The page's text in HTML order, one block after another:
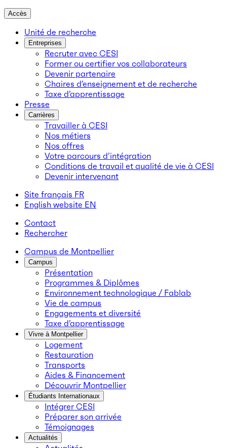
Accès
Unité de recherche
Entreprises
Recruter avec CESI
Former ou certifier vos collaborateurs
Devenir partenaire
Chaires d’enseignement et de recherche
Taxe d’apprentissage
Presse
Carrières
Travailler à CESI
Nos métiers
Nos offres
Votre parcours d’intégration
Conditions de travail et qualité de vie à CESI
Devenir intervenant
Site français FR
English website EN
Contact
Rechercher
Campus de Montpellier
Campus
Présentation
Programmes & Diplômes
Environnement technologique / Fablab
Vie de campus
Engagements et diversité
Taxe d’apprentissage
Vivre à Montpellier
Logement
Restauration
Transports
Aides & Financement
Découvrir Montpellier
Étudiants Internationaux
Intégrer CESI
Préparer son arrivée
Témoignages
Actualités